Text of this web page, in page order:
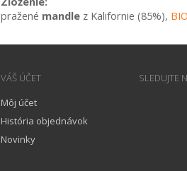
pražené mandle z Kalifornie (85%),
VÁŠ ÚČET
Môj účet
História objednávok
Novinky
SLEDUJTE